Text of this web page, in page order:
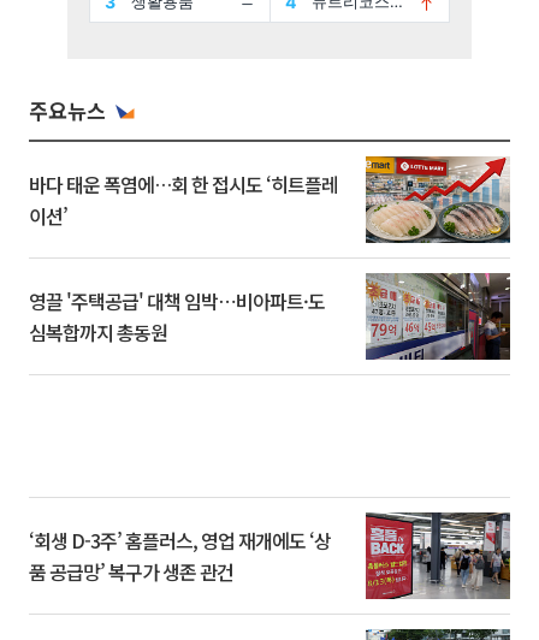
주요뉴스
바다 태운 폭염에…회 한 접시도 ‘히트플레
이션’
영끌 '주택공급' 대책 임박⋯비아파트·도
심복합까지 총동원
‘회생 D-3주’ 홈플러스, 영업 재개에도 ‘상
품 공급망’ 복구가 생존 관건